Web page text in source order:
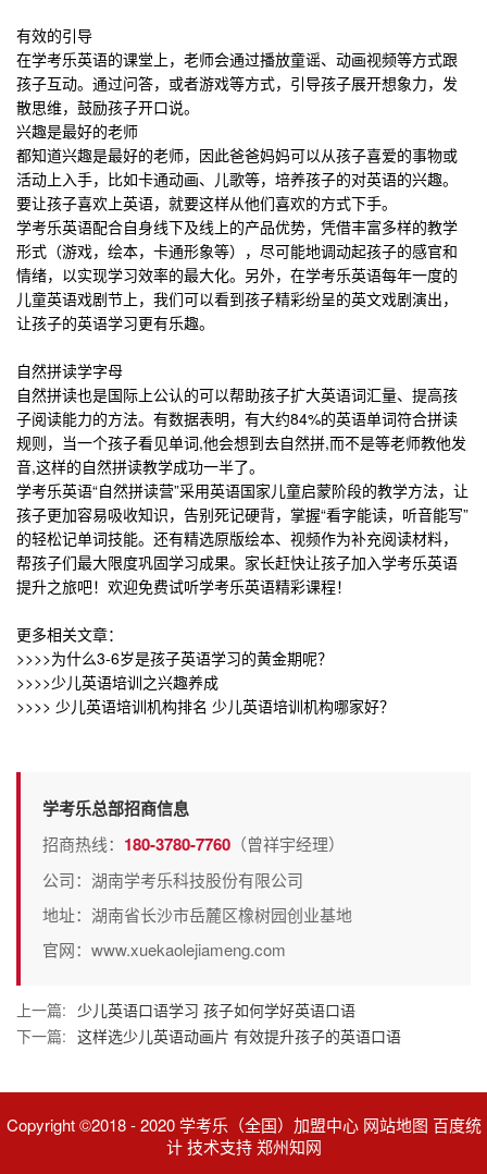
有效的引导
在学考乐英语的课堂上，老师会通过播放童谣、动画视频等方式跟
孩子互动。通过问答，或者游戏等方式，引导孩子展开想象力，发
散思维，鼓励孩子开口说。
兴趣是最好的老师
都知道兴趣是最好的老师，因此爸爸妈妈可以从孩子喜爱的事物或
活动上入手，比如卡通动画、儿歌等，培养孩子的对英语的兴趣。
要让孩子喜欢上英语，就要这样从他们喜欢的方式下手。
学考乐英语配合自身线下及线上的产品优势，凭借丰富多样的教学
形式（游戏，绘本，卡通形象等），尽可能地调动起孩子的感官和
情绪，以实现学习效率的最大化。另外，在学考乐英语每年一度的
儿童英语戏剧节上，我们可以看到孩子精彩纷呈的英文戏剧演出，
让孩子的英语学习更有乐趣。
自然拼读学字母
自然拼读也是国际上公认的可以帮助孩子扩大英语词汇量、提高孩
子阅读能力的方法。有数据表明，有大约84%的英语单词符合拼读
规则，当一个孩子看见单词,他会想到去自然拼,而不是等老师教他发
音,这样的自然拼读教学成功一半了。
学考乐英语“自然拼读营”采用英语国家儿童启蒙阶段的教学方法，让
孩子更加容易吸收知识，告别死记硬背，掌握“看字能读，听音能写”
的轻松记单词技能。还有精选原版绘本、视频作为补充阅读材料，
帮孩子们最大限度巩固学习成果。 家长赶快让孩子加入学考乐英语
提升之旅吧！ 欢迎免费试听学考乐英语精彩课程！
更多相关文章：
>>>>为什么3-6岁是孩子英语学习的黄金期呢？
>>>>少儿英语培训之兴趣养成
>>>> 少儿英语培训机构排名 少儿英语培训机构哪家好？
学考乐总部招商信息
招商热线： 180-3780-7760 （曾祥宇经理）
公司：湖南学考乐科技股份有限公司
地址：湖南省长沙市岳麓区橡树园创业基地
官网：www.xuekaolejiameng.com
上一篇: 少儿英语口语学习 孩子如何学好英语口语
下一篇: 这样选少儿英语动画片 有效提升孩子的英语口语
Copyright ©2018 - 2020 学考乐（全国）加盟中心 网站地图 百度统
计 技术支持 郑州知网